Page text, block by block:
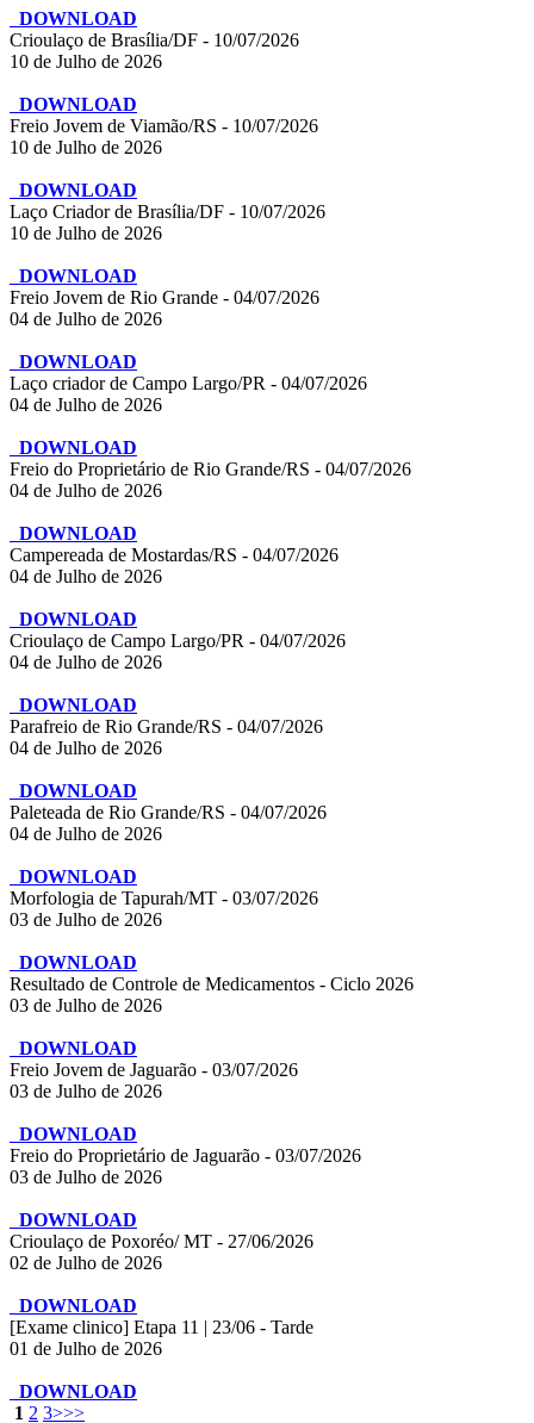
DOWNLOAD
Crioulaço de Brasília/DF - 10/07/2026
10 de Julho de 2026
DOWNLOAD
Freio Jovem de Viamão/RS - 10/07/2026
10 de Julho de 2026
DOWNLOAD
Laço Criador de Brasília/DF - 10/07/2026
10 de Julho de 2026
DOWNLOAD
Freio Jovem de Rio Grande - 04/07/2026
04 de Julho de 2026
DOWNLOAD
Laço criador de Campo Largo/PR - 04/07/2026
04 de Julho de 2026
DOWNLOAD
Freio do Proprietário de Rio Grande/RS - 04/07/2026
04 de Julho de 2026
DOWNLOAD
Campereada de Mostardas/RS - 04/07/2026
04 de Julho de 2026
DOWNLOAD
Crioulaço de Campo Largo/PR - 04/07/2026
04 de Julho de 2026
DOWNLOAD
Parafreio de Rio Grande/RS - 04/07/2026
04 de Julho de 2026
DOWNLOAD
Paleteada de Rio Grande/RS - 04/07/2026
04 de Julho de 2026
DOWNLOAD
Morfologia de Tapurah/MT - 03/07/2026
03 de Julho de 2026
DOWNLOAD
Resultado de Controle de Medicamentos - Ciclo 2026
03 de Julho de 2026
DOWNLOAD
Freio Jovem de Jaguarão - 03/07/2026
03 de Julho de 2026
DOWNLOAD
Freio do Proprietário de Jaguarão - 03/07/2026
03 de Julho de 2026
DOWNLOAD
Crioulaço de Poxoréo/ MT - 27/06/2026
02 de Julho de 2026
DOWNLOAD
[Exame clinico] Etapa 11 | 23/06 - Tarde
01 de Julho de 2026
DOWNLOAD
1 2 3>>>